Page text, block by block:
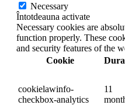
Necessary
Întotdeauna activate
Necessary cookies are
function properly. These
and security features of the
Cookie
cookielawinfo-
checkbox-analytics
11